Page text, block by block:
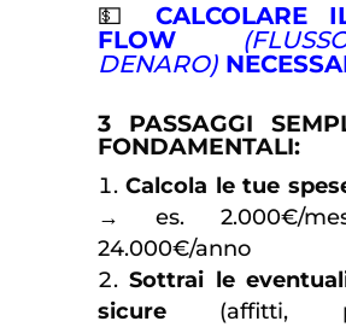
💵 CALCOLARE
FLOW
DENARO)
3 PASSAGGI
FONDAMENTALI:
Calcola le tue
→ es. 2.000€/
24.000€/anno
Sottrai le
sicure(affitti,